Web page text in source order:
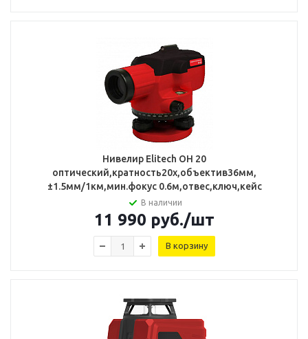
Нивелир Elitech ОН 20
оптический,кратность20х,объектив36мм,
±1.5мм/1км,мин.фокус 0.6м,отвес,ключ,кейс
В наличии
11 990 руб./шт
В корзину